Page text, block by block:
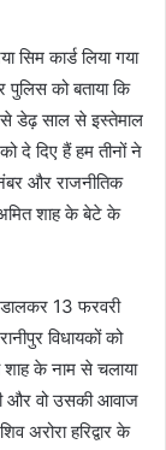
सिम कार्ड लिया गया
को बताया कि
डेढ़ साल से इस्तेमाल
दे दिए हैं हम तीनों ने
और राजनीतिक
शाह के बेटे के
13 फरवरी
विधायकों को
के नाम से चलाया
और वो उसकी आवाज
अरोरा हरिद्वार के